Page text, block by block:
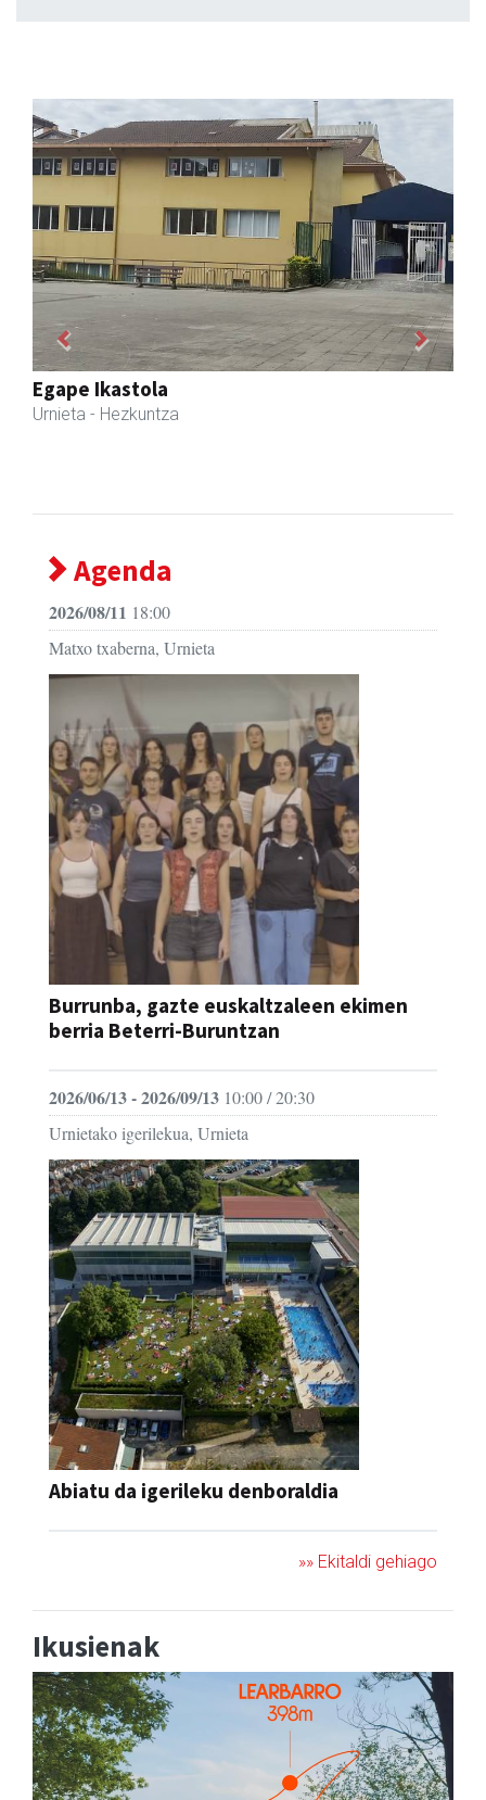
Barn trasteleku eta biltegi txikien alokairua
Urnieta - Trastelekuak
Previous Next
Agenda
2026/08/11 18:00
Matxo txaberna, Urnieta
Burrunba, gazte euskaltzaleen ekimen
berria Beterri-Buruntzan
2026/06/13 - 2026/09/13 10:00 / 20:30
Urnietako igerilekua, Urnieta
Abiatu da igerileku denboraldia
»» Ekitaldi gehiago
Ikusienak